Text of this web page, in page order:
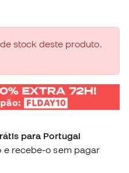
stock deste produto.
para Portugal
recebe-o sem pagar